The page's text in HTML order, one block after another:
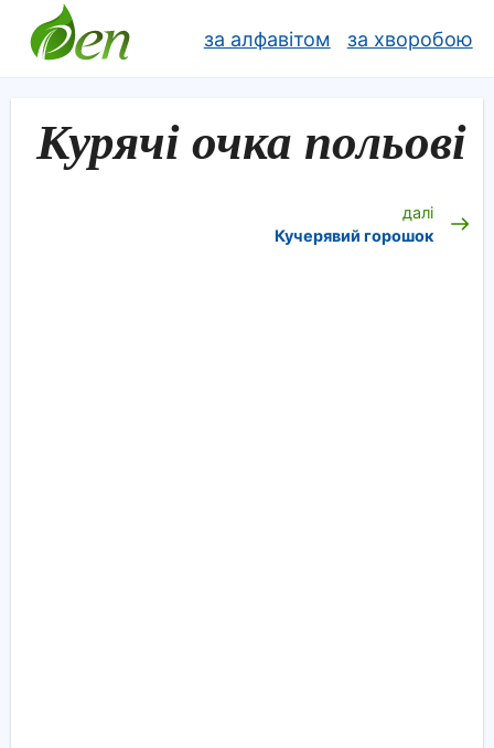
за алфавітом за хворобою
Курячі очка польові
далі
Кучерявий горошок